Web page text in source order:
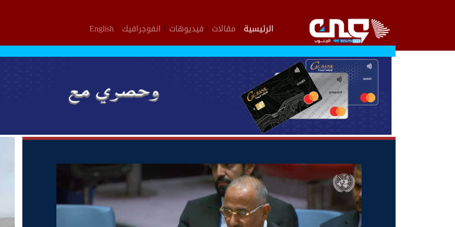
الرئيسية مقالات فيديوهات انفوجرافيك English